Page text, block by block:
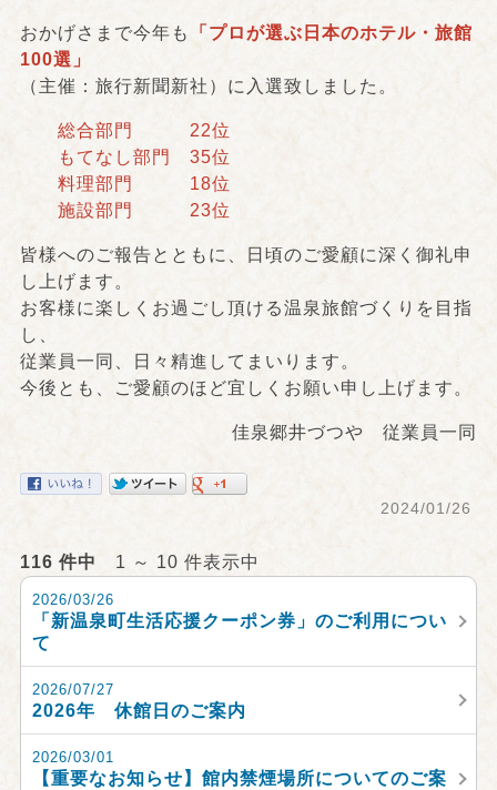
おかげさまで今年も
「プロが選ぶ日本のホテル・旅館
100選」
（主催：旅行新聞新社）に入選致しました。
総合部門 22位
もてなし部門 35位
料理部門 18位
施設部門 23位
皆様へのご報告とともに、日頃のご愛顧に深く御礼申
し上げます。
お客様に楽しくお過ごし頂ける温泉旅館づくりを目指
し、
従業員一同、日々精進してまいります。
今後とも、ご愛顧のほど宜しくお願い申し上げます。
佳泉郷井づつや 従業員一同
2024/01/26
116 件中 1 ～ 10 件表示中
2026/03/26
「新温泉町生活応援クーポン券」のご利用につい
て
2026/07/27
2026年 休館日のご案内
2026/03/01
【重要なお知らせ】館内禁煙場所についてのご案